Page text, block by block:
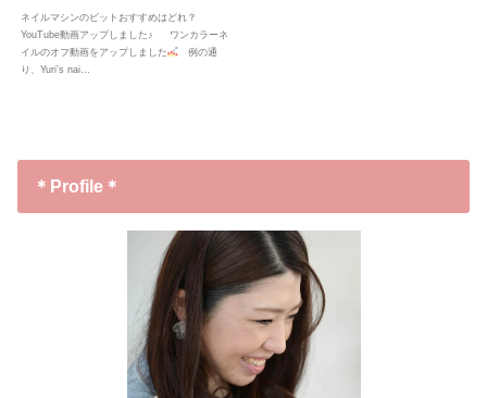
ネイルマシンのビットおすすめはどれ？
YouTube動画アップしました♪ ワンカラーネ
イルのオフ動画をアップしました
例の通
り、Yuri’s nai…
＊Profile＊